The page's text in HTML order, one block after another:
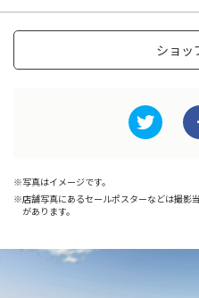
ショッ
写真はイメージです。
店舗写真にあるセールポスターなどは撮影
があります。